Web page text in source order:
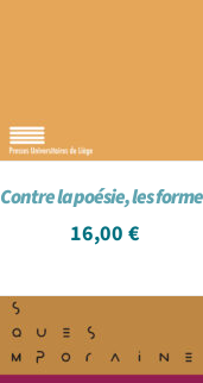
Contre la poésie, les
16,00 €